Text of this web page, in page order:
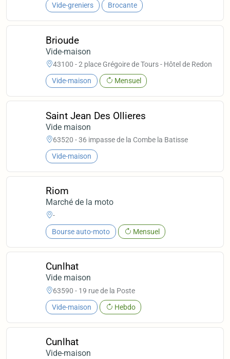
Vide-greniers Brocante
Brioude
Vide-maison
43100 - 2 place Grégoire de Tours - Hôtel de Redon
Vide-maison Mensuel
Saint Jean Des Ollieres
Vide maison
63520 - 36 impasse de la Combe la Batisse
Vide-maison
Riom
Marché de la moto
-
Bourse auto-moto Mensuel
Cunlhat
Vide maison
63590 - 19 rue de la Poste
Vide-maison Hebdo
Cunlhat
Vide-maison